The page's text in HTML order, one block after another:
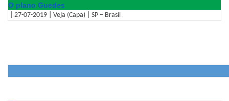
O plano Guedes
| 27-07-2019 | Veja (Capa) | SP – Brasil